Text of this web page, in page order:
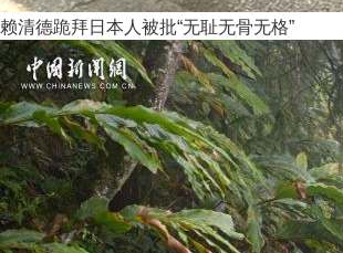
赖清德跪拜日本人被批“无耻无骨无格”